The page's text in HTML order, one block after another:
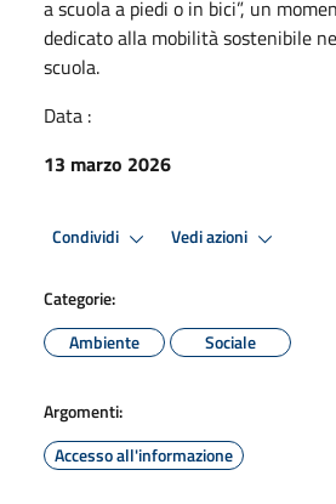
a scuola a piedi o in bici”, un
dedicato alla mobilità sostenibile
scuola.
Data :
13 marzo 2026
Condividi Vedi azioni
Categorie:
Ambiente
Sociale
Argomenti:
Accesso all'informazione